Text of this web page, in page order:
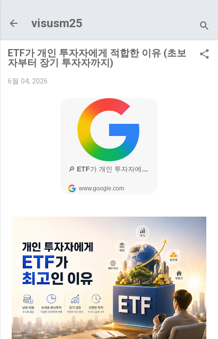
visusm25
ETF가 개인 투자자에게 적합한 이유 (초보
자부터 장기 투자자까지)
6월 04, 2026